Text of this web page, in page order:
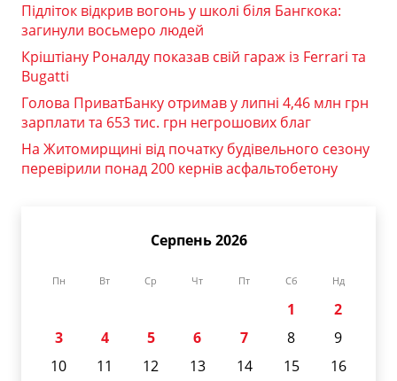
Підліток відкрив вогонь у школі біля Бангкока:
загинули восьмеро людей
Кріштіану Роналду показав свій гараж із Ferrari та
Bugatti
Голова ПриватБанку отримав у липні 4,46 млн грн
зарплати та 653 тис. грн негрошових благ
На Житомирщині від початку будівельного сезону
перевірили понад 200 кернів асфальтобетону
Серпень 2026
Пн Вт Ср Чт Пт Сб Нд
1
2
3
4 5 6 7 8
9
10
11 12 13 14 15
16